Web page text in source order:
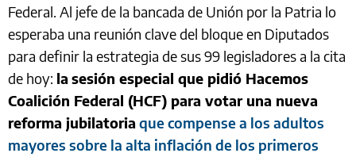
Federal. Al jefe de la bancada de Unión por la Patria lo
esperaba una reunión clave del bloque en Diputados
para definir la estrategia de sus 99 legisladores a la cita
de hoy: la sesión especial que pidió Hacemos
Coalición Federal (HCF) para votar una nueva
reforma jubilatoria que compense a los adultos
mayores sobre la alta inflación de los primeros